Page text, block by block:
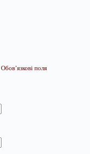
Обов’язкові поля